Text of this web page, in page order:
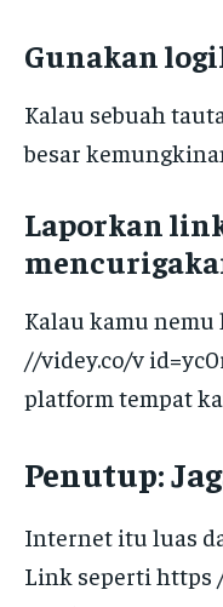
Gunakan
Kalau sebuah
besar
Laporkan
Kalau kamu
//videy.co/v
platform tempat
Penutup:
Internet itu luas
Link seperti https